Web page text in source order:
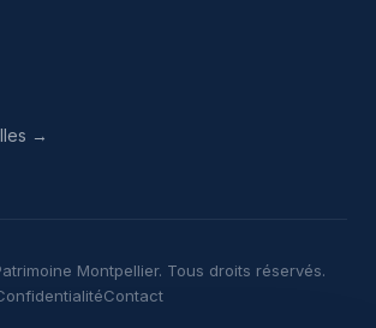
→
Montpellier. Tous droits réservés.
Contact